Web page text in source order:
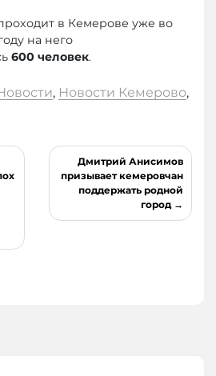
в Кемерове уже во
на него
600 человек.
, Новости Кемерово,
Дмитрий Анисимов
призывает кемеровчан
поддержать родной
город